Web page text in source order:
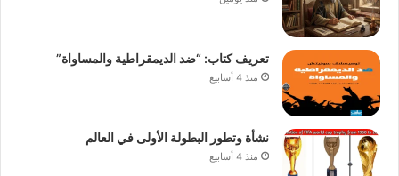
تعريف كتاب: “ضد الديمقراطية والمساواة”
منذ 4 أسابيع
نشأة وتطور البطولة الأولى في العالم
منذ 4 أسابيع